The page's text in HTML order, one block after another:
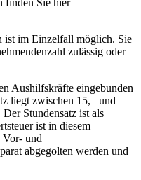
ist im Einzelfall möglich. Sie
zulässig oder
Aushilfskräfte eingebunden
liegt zwischen 15,– und
Stundensatz ist als
ist in diesem
Vor- und
abgegolten werden und